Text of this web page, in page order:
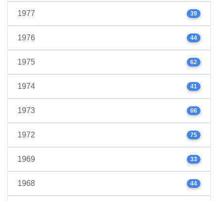
1977 39
1976 44
1975 62
1974 41
1973 66
1972 75
1969 33
1968 44